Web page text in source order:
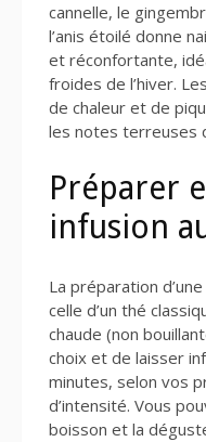
cannelle, le
l’anis étoilé donne
et réconfortante,
froides de l’hiver.
de chaleur et de
les notes terreuses
Préparer
infusion
La préparation
celle d’un thé
chaude (non
choix et de laisser
minutes, selon vos
d’intensité. Vous
boisson et la